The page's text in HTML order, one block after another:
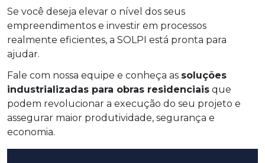
Se você deseja elevar o nível dos seus
empreendimentos e investir em processos
realmente eficientes, a SOLPI está pronta para
ajudar.
Fale com nossa equipe e conheça as soluções
industrializadas para obras residenciais que
podem revolucionar a execução do seu projeto e
assegurar maior produtividade, segurança e
economia.